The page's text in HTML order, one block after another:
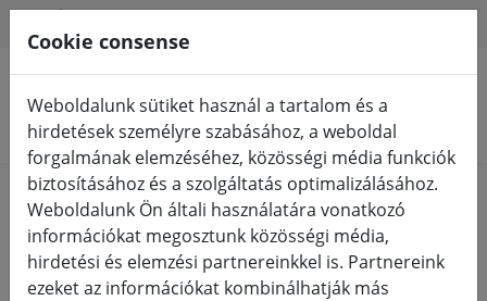
Termékek keresése
Home Élő Gyertyák és lámpások
Cookie consense
Weboldalunk sütiket használ a tartalom és a
hirdetések személyre szabásához, a weboldal
forgalmának elemzéséhez, közösségi média funkciók
biztosításához és a szolgáltatás optimalizálásához.
Weboldalunk Ön általi használatára vonatkozó
információkat megosztunk közösségi média,
hirdetési és elemzési partnereinkkel is. Partnereink
ezeket az információkat kombinálhatják más